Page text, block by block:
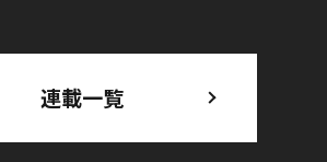
連載一覧